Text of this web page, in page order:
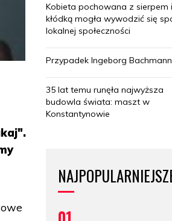
Kobieta pochowana z sierpem i
kłódką mogła wywodzić się
lokalnej społeczności
Przypadek Ingeborg Bachmann
35 lat temu runęła najwyższa
budowla świata: maszt w
Konstantynowie